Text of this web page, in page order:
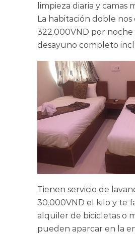
limpieza diaria y camas
La habitación doble nos
322.000VND por noche
desayuno completo
Tienen servicio de
30.000VND el kilo y te
alquiler de bicicletas o
pueden aparcar en la